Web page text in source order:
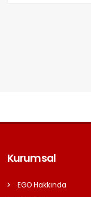
Kurumsal
EGO Hakkında